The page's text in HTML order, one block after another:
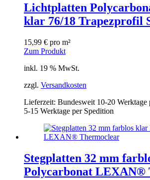
Lichtplatten
klar 76/18 Trapezprofil
15,99 € pro m²
Zum Produkt
inkl. 19 % MwSt.
zzgl. Versandkosten
Lieferzeit: Bundesweit 10-20
5-15 Werktage per Spedition
Stegplatten 32 mm
Polycarbonat LEXAN®